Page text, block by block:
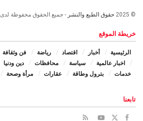
© 2025 حقوق الطبع والنشر - جميع الحقوق محفوظة لدى
خريطة الموقع
الرئيسية أخبار اقتصاد رياضة فن وثقافة
اخبار عالمية
سياسة محافظات دين ودنيا
خدمات
بترول وطاقة عقارات مرأة وصحة
تابعنا